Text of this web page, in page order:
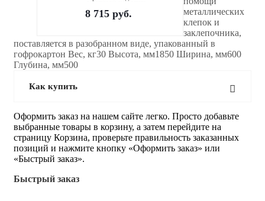
8 715руб.
металлических
клепок и
заклепочника,
поставляется в разобранном виде, упакованный в
гофрокартон Вес, кг30 Высота, мм1850 Ширина, мм600
Глубина, мм500
Как купить
Оформить заказ на нашем сайте легко. Просто добавьте
выбранные товары в корзину, а затем перейдите на
страницу Корзина, проверьте правильность заказанных
позиций и нажмите кнопку «Оформить заказ» или
«Быстрый заказ».
Быстрый заказ